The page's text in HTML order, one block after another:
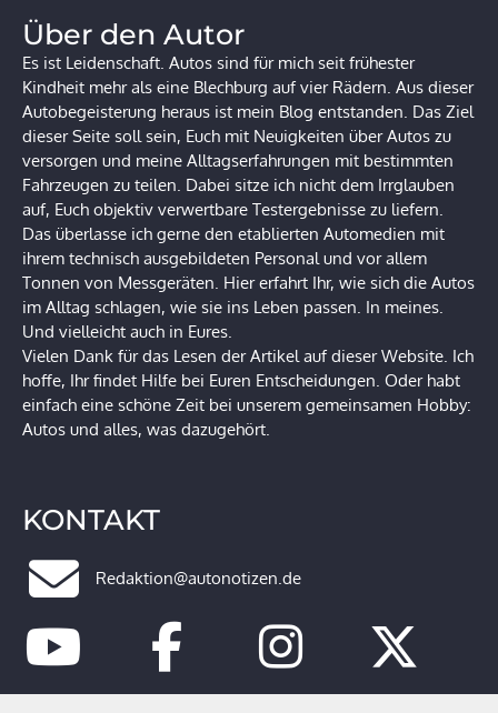
Über den Autor
Es ist Leidenschaft. Autos sind für mich seit frühester
Kindheit mehr als eine Blechburg auf vier Rädern. Aus dieser
Autobegeisterung heraus ist mein Blog entstanden. Das Ziel
dieser Seite soll sein, Euch mit Neuigkeiten über Autos zu
versorgen und meine Alltagserfahrungen mit bestimmten
Fahrzeugen zu teilen. Dabei sitze ich nicht dem Irrglauben
auf, Euch objektiv verwertbare Testergebnisse zu liefern.
Das überlasse ich gerne den etablierten Automedien mit
ihrem technisch ausgebildeten Personal und vor allem
Tonnen von Messgeräten. Hier erfahrt Ihr, wie sich die Autos
im Alltag schlagen, wie sie ins Leben passen. In meines.
Und vielleicht auch in Eures.
Vielen Dank für das Lesen der Artikel auf dieser Website. Ich
hoffe, Ihr findet Hilfe bei Euren Entscheidungen. Oder habt
einfach eine schöne Zeit bei unserem gemeinsamen Hobby:
Autos und alles, was dazugehört.
KONTAKT
Redaktion@autonotizen.de